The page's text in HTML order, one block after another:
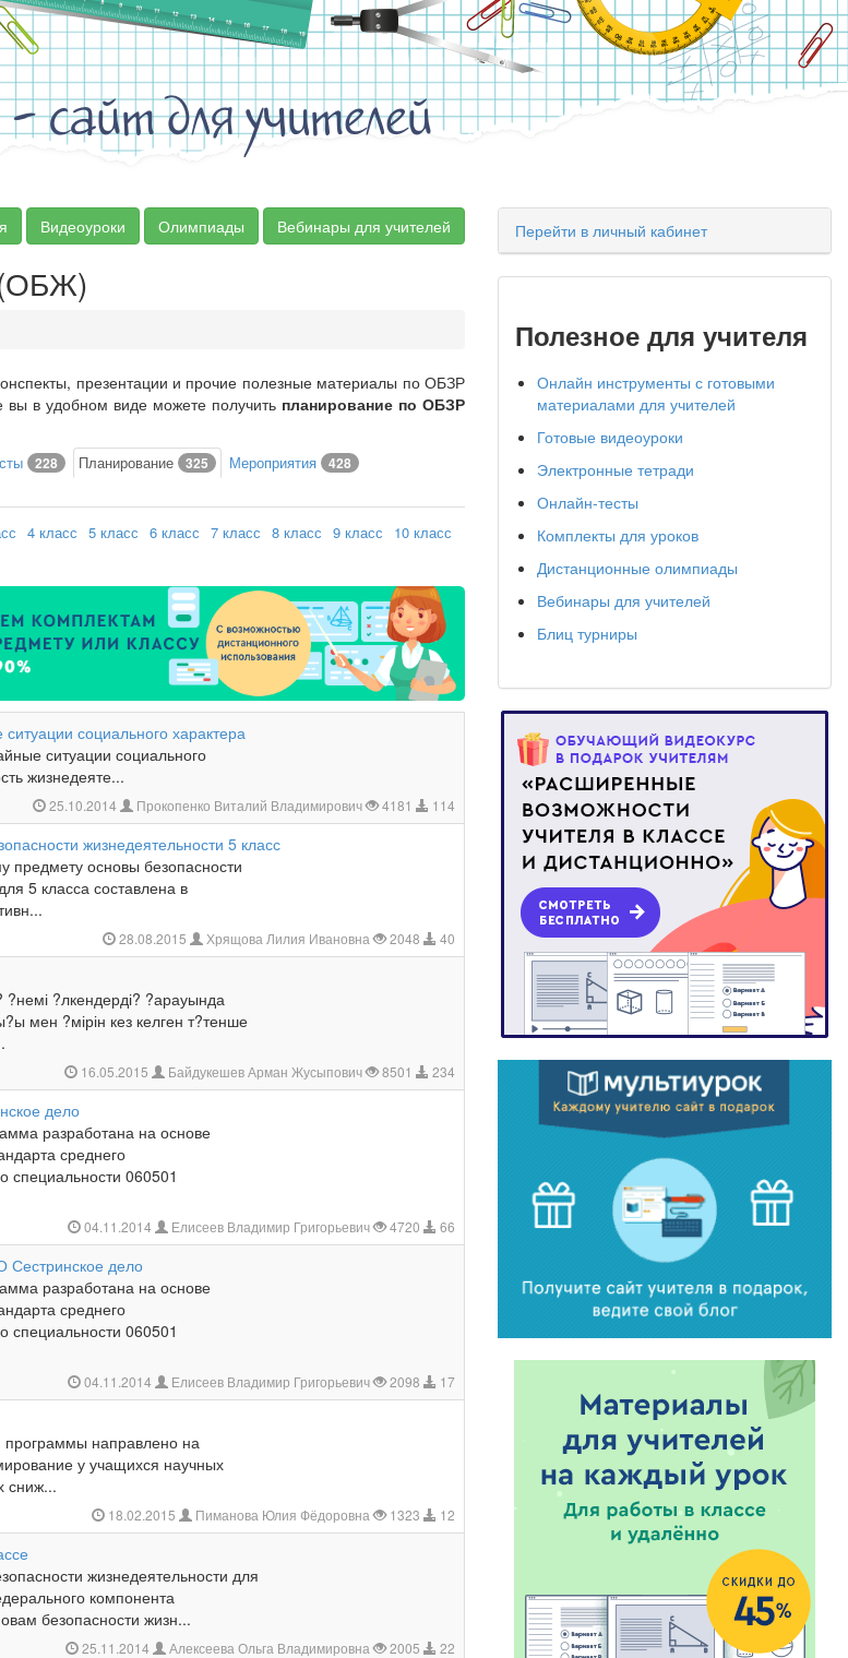
- сайт для учителей
Видеоуроки Олимпиады Вебинары для учителей
презентации и прочие полезные материалы по ОБЗР
в удобном виде можете получить планирование по ОБЗР
228 Планирование 325 Мероприятия 428
4 класс 5 класс 6 класс 7 класс 8 класс 9 класс
10 класс
социального характера
ситуации социального
жизнедеяте...
25.10.2014 Прокопенко Виталий Владимирович 4181 114
жизнедеятельности 5 класс
основы безопасности
5 класса составлена в
28.08.2015 Хрящова Лилия Ивановна 2048 40
?лкендерді? ?арауында
мен ?мірін кез келген т?тенше
16.05.2015 Байдукешев Арман Жусыпович 8501 234
дело
разработана на основе
среднего
специальности 060501
04.11.2014 Елисеев Владимир Григорьевич 4720 66
дело
разработана на основе
среднего
специальности 060501
04.11.2014 Елисеев Владимир Григорьевич 2098 17
программы направлено на
у учащихся научных
сниж...
18.02.2015 Пиманова Юлия Фёдоровна 1323 12
жизнедеятельности для
компонента
безопасности жизн...
25.11.2014 Алексеева Ольга Владимировна 2005 22
Перейти в личный кабинет
Полезное для учителя
Онлайн инструменты с готовыми
материалами для учителей
Готовые видеоуроки
Электронные тетради
Онлайн-тесты
Комплекты для уроков
Дистанционные олимпиады
Вебинары для учителей
Блиц турниры